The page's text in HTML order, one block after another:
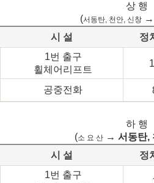
상 행
(서동탄, 천안, 신창 →
시 설
정
1번 출구
휠체어리프트
공중전화
하 행
(소 요 산 → 서동탄,
시 설
정
1번 출구